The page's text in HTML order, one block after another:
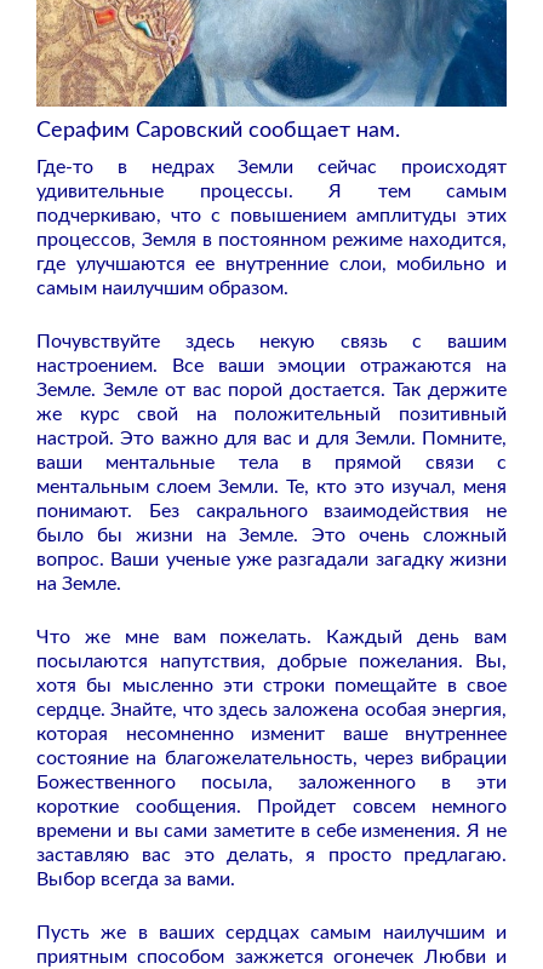
Серафим Саровский сообщает нам.
Где-то в недрах Земли сейчас происходят
удивительные процессы. Я тем самым
подчеркиваю, что с повышением амплитуды этих
процессов, Земля в постоянном режиме находится,
где улучшаются ее внутренние слои, мобильно и
самым наилучшим образом.
Почувствуйте здесь некую связь с вашим
настроением. Все ваши эмоции отражаются на
Земле. Земле от вас порой достается. Так держите
же курс свой на положительный позитивный
настрой. Это важно для вас и для Земли. Помните,
ваши ментальные тела в прямой связи с
ментальным слоем Земли. Те, кто это изучал, меня
понимают. Без сакрального взаимодействия не
было бы жизни на Земле. Это очень сложный
вопрос. Ваши ученые уже разгадали загадку жизни
на Земле.
Что же мне вам пожелать. Каждый день вам
посылаются напутствия, добрые пожелания. Вы,
хотя бы мысленно эти строки помещайте в свое
сердце. Знайте, что здесь заложена особая энергия,
которая несомненно изменит ваше внутреннее
состояние на благожелательность, через вибрации
Божественного посыла, заложенного в эти
короткие сообщения. Пройдет совсем немного
времени и вы сами заметите в себе изменения. Я не
заставляю вас это делать, я просто предлагаю.
Выбор всегда за вами.
Пусть же в ваших сердцах самым наилучшим и
приятным способом зажжется огонечек Любви и